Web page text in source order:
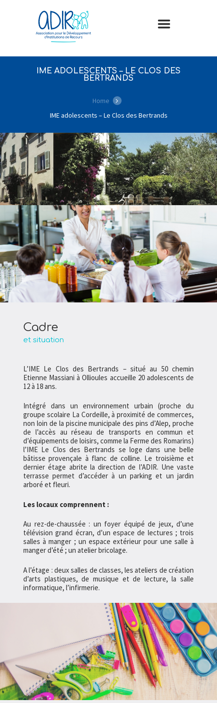
IME ADOLESCENTS – LE CLOS DES
BERTRANDS
Home
IME adolescents – Le Clos des Bertrands
Cadre
et situation
L’IME Le Clos des Bertrands – situé au 50 chemin
Etienne Massiani à Ollioules accueille 20 adolescents de
12 à 18 ans.
Intégré dans un environnement urbain (proche du
groupe scolaire La Cordeille, à proximité de commerces,
non loin de la piscine municipale des pins d’Alep, proche
de l’accès au réseau de transports en commun et
d’équipements de loisirs, comme la Ferme des Romarins)
l’IME Le Clos des Bertrands se loge dans une belle
bâtisse provençale à flanc de colline. Le troisième et
dernier étage abrite la direction de l’ADIR. Une vaste
terrasse permet d’accéder à un parking et un jardin
arboré et fleuri.
Les locaux comprennent :
Au rez-de-chaussée : un foyer équipé de jeux, d’une
télévision grand écran, d’un espace de lectures ; trois
salles à manger ; un espace extérieur pour une salle à
manger d’été ; un atelier bricolage.
A l’étage : deux salles de classes, les ateliers de création
d’arts plastiques, de musique et de lecture, la salle
informatique, l’infirmerie.